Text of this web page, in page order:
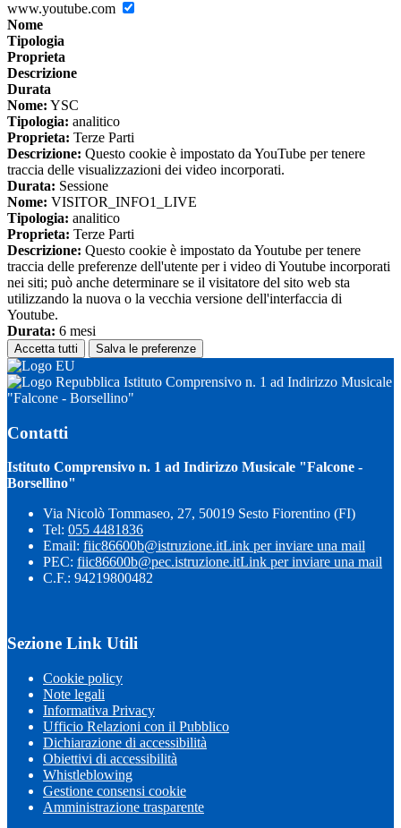
www.youtube.com
Nome
Tipologia
Proprieta
Descrizione
Durata
Nome: YSC
Tipologia: analitico
Proprieta: Terze Parti
Descrizione: Questo cookie è impostato da YouTube per tenere
traccia delle visualizzazioni dei video incorporati.
Durata: Sessione
Nome: VISITOR_INFO1_LIVE
Tipologia: analitico
Proprieta: Terze Parti
Descrizione: Questo cookie è impostato da Youtube per tenere
traccia delle preferenze dell'utente per i video di Youtube incorporati
nei siti; può anche determinare se il visitatore del sito web sta
utilizzando la nuova o la vecchia versione dell'interfaccia di
Youtube.
Durata: 6 mesi
Accetta tutti Salva le preferenze
Istituto Comprensivo n. 1 ad Indirizzo Musicale
"Falcone - Borsellino"
Contatti
Istituto Comprensivo n. 1 ad Indirizzo Musicale "Falcone -
Borsellino"
Via Nicolò Tommaseo, 27, 50019 Sesto Fiorentino (FI)
Tel: 055 4481836
Email: fiic86600b@istruzione.itLink per inviare una mail
PEC: fiic86600b@pec.istruzione.itLink per inviare una mail
C.F.: 94219800482
Sezione Link Utili
Cookie policy
Note legali
Informativa Privacy
Ufficio Relazioni con il Pubblico
Dichiarazione di accessibilità
Obiettivi di accessibilità
Whistleblowing
Gestione consensi cookie
Amministrazione trasparente